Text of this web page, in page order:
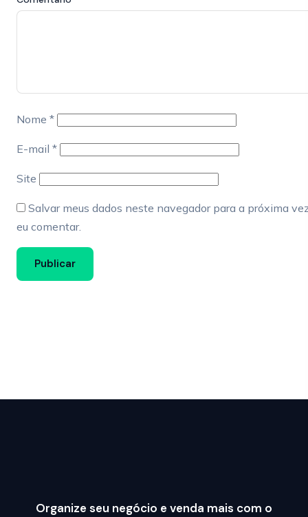
Nome *
E-mail *
Site
Salvar meus dados neste navegador para a próxima
eu comentar.
Organize seu negócio e venda mais com o